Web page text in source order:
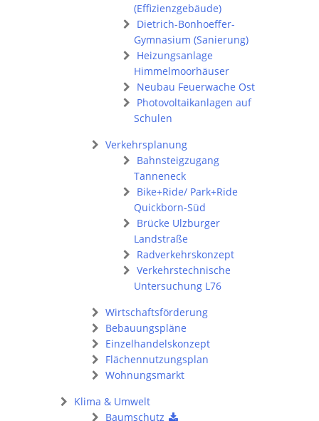
(Effizienzgebäude)
Dietrich-Bonhoeffer-
Gymnasium (Sanierung)
Heizungsanlage
Himmelmoorhäuser
Neubau Feuerwache Ost
Photovoltaikanlagen auf
Schulen
Verkehrsplanung
Bahnsteigzugang
Tanneneck
Bike+Ride/ Park+Ride
Quickborn-Süd
Brücke Ulzburger
Landstraße
Radverkehrskonzept
Verkehrstechnische
Untersuchung L76
Wirtschaftsförderung
Bebauungspläne
Einzelhandelskonzept
Flächennutzungsplan
Wohnungsmarkt
Klima & Umwelt
Baumschutz